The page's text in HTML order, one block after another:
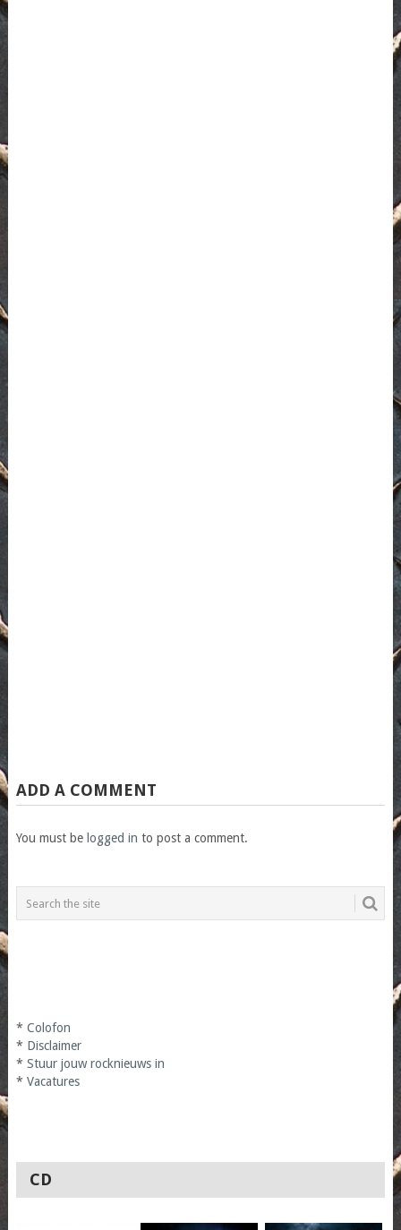
ADD A COMMENT
You must be logged in to post a comment.
* Colofon
* Disclaimer
* Stuur jouw rocknieuws in
* Vacatures
CD